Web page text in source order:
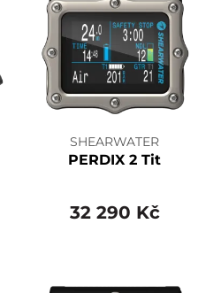
SHEARWATER
PERDIX 2 Tit
32 290 Kč